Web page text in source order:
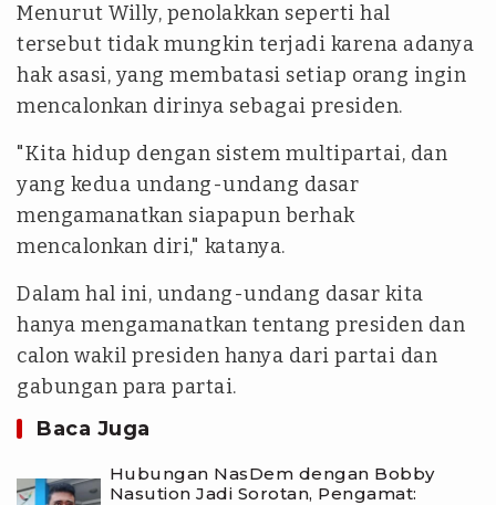
Menurut Willy, penolakkan seperti hal
tersebut tidak mungkin terjadi karena adanya
hak asasi, yang membatasi setiap orang ingin
mencalonkan dirinya sebagai presiden.
"Kita hidup dengan sistem multipartai, dan
yang kedua undang-undang dasar
mengamanatkan siapapun berhak
mencalonkan diri," katanya.
Dalam hal ini, undang-undang dasar kita
hanya mengamanatkan tentang presiden dan
calon wakil presiden hanya dari partai dan
gabungan para partai.
Baca Juga
Hubungan NasDem dengan Bobby
Nasution Jadi Sorotan, Pengamat: